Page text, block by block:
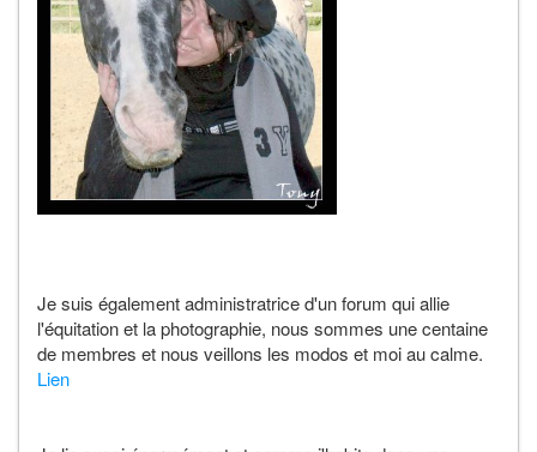
Je suis également administratrice d'un forum qui allie
l'équitation et la photographie, nous sommes une centaine
de membres et nous veillons les modos et moi au calme.
Lien